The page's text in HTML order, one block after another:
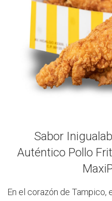
Sabor
Auténtico Pollo
En el corazón de Tampico,